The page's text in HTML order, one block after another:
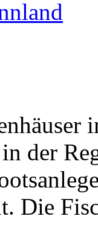
der
Die